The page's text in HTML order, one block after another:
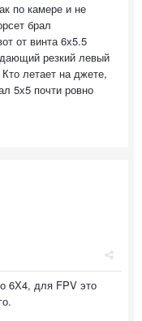
по камере и не
брал
от винта 6х5.5
резкий левый
летает на джете,
5х5 почти ровно
6Х4, для FPV это